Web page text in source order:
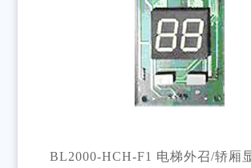
BL2000-HCH-F1 电梯外召/轿厢